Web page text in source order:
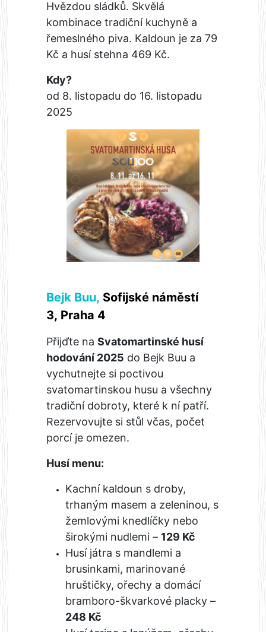
Hvězdou sládků. Skvělá
kombinace tradiční kuchyně a
řemeslného piva. Kaldoun je za 79
Kč a husí stehna 469 Kč.
Kdy?
od 8. listopadu do 16. listopadu
2025
Bejk Buu, Sofijské náměstí
3, Praha 4
Přijďte na Svatomartinské husí
hodování 2025 do Bejk Buu a
vychutnejte si poctivou
svatomartinskou husu a všechny
tradiční dobroty, které k ní patří.
Rezervovujte si stůl včas, počet
porcí je omezen.
Husí menu:
Kachní kaldoun s droby,
trhaným masem a zeleninou, s
žemlovými knedlíčky nebo
širokými nudlemi – 129 Kč
Husí játra s mandlemi a
brusinkami, marinované
hruštičky, ořechy a domácí
bramboro-škvarkové placky –
248 Kč